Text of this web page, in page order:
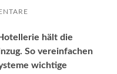
hält die
So vereinfachen
wichtige